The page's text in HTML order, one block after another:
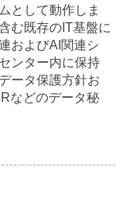
として動作しま
む既存のIT基盤に
およびAI関連シ
ンター内に保持
ータ保護方針お
などのデータ秘